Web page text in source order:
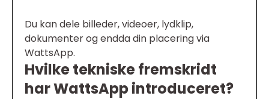
Du kan dele billeder, videoer, lydklip,
dokumenter og endda din placering via
WattsApp.
Hvilke tekniske fremskridt
har WattsApp introduceret?